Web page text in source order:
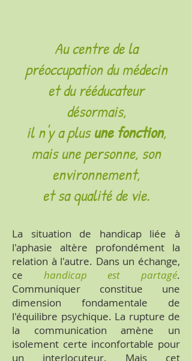
Au centre de la
préoccupation du médecin
et du rééducateur
désormais,
il n'y a plusune fonction,
mais une personne, son
environnement,
et sa qualité de vie.
La situation de handicap liée à
l'aphasie altère profondément la
relation à l'autre. Dans un échange,
ce handicap est partagé.
Communiquer constitue une
dimension fondamentale de
l'équilibre psychique. La rupture de
la communication amène un
isolement certe inconfortable pour
un interlocuteur. Mais cet